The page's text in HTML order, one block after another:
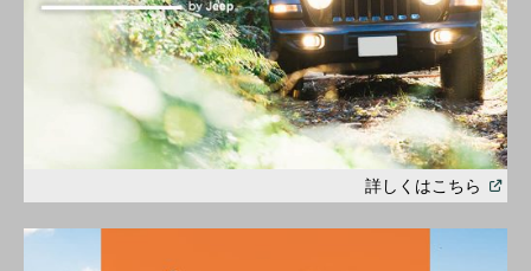
詳しくはこちら Open
in
a